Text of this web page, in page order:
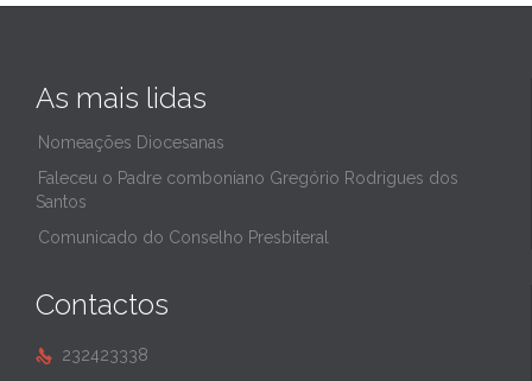
As mais lidas
Nomeações Diocesanas
Faleceu o Padre comboniano Gregório Rodrigues dos
Santos
Comunicado do Conselho Presbiteral
Contactos
 232423338